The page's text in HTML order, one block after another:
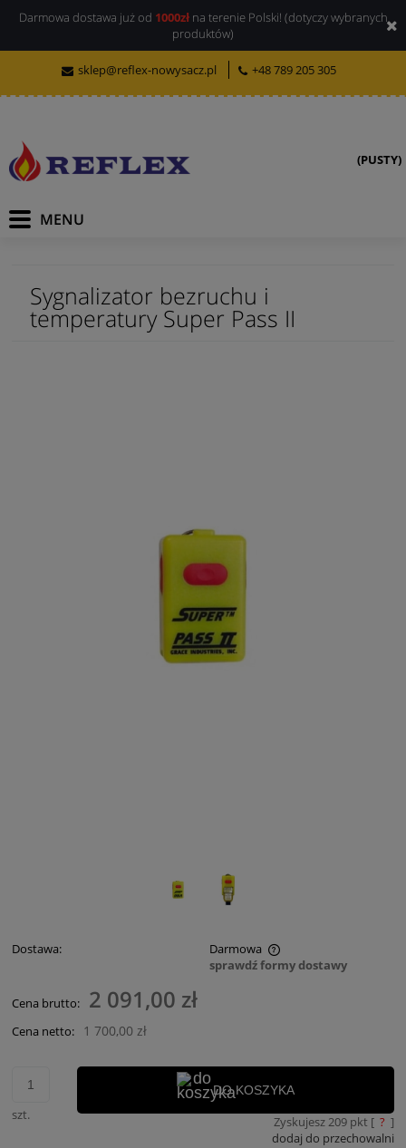
Darmowa dostawa już od 1000złna terenie Polski! (dotyczy wybranych
produktów)
sklep@reflex-nowysacz.pl +48 789 205 305
(PUSTY)
Sygnalizator bezruchu i
temperatury Super Pass II
Dostawa:
Darmowa
Cena nie zawiera ewentualnych kosztów płatności
sprawdź formy dostawy
Cena brutto: 2 091,00 zł
Cena netto: 1 700,00 zł
szt.
DO KOSZYKA
Zyskujesz209pkt [ ? ]
dodaj do przechowalni